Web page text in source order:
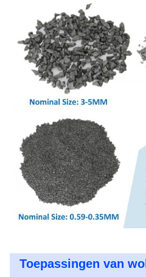
Toepassingen van